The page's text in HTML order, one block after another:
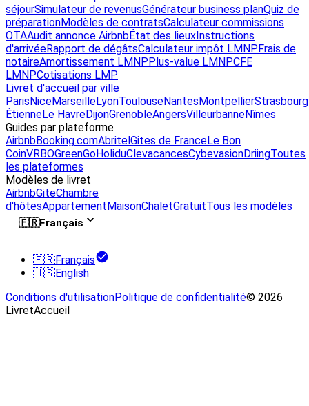
séjourSimulateur de revenusGénérateur business planQuiz de
préparationModèles de contratsCalculateur commissions
OTAAudit annonce AirbnbÉtat des lieuxInstructions
d'arrivéeRapport de dégâtsCalculateur impôt LMNPFrais de
notaireAmortissement LMNPPlus-value LMNPCFE
LMNPCotisations LMP
Livret d'accueil par ville
ParisNiceMarseilleLyonToulouseNantesMontpellierStrasbourg
ÉtienneLe HavreDijonGrenobleAngersVilleurbanneNîmes
Guides par plateforme
AirbnbBooking.comAbritelGites de FranceLe Bon
CoinVRBOGreenGoHoliduClevacancesCybevasionDriingToutes
les plateformes
Modèles de livret
AirbnbGiteChambre
d'hôtesAppartementMaisonChaletGratuitTous les modèles
🇫🇷Français
🇫🇷Français
🇺🇸English
Conditions d'utilisationPolitique de confidentialité© 2026
LivretAccueil